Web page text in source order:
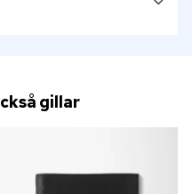
gillar